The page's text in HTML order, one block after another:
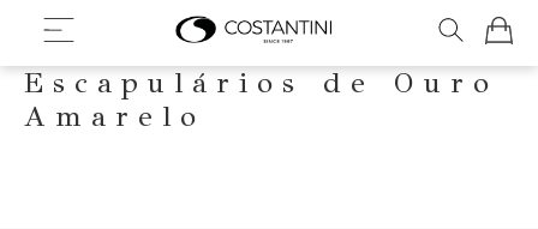
Meu
Escapulários de Ouro
Amarelo